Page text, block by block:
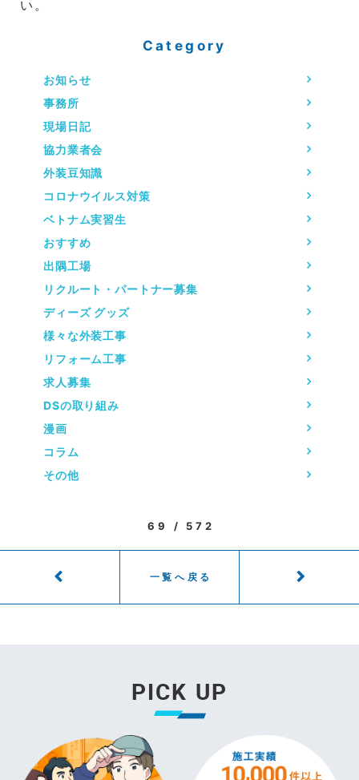
い。
Category
お知らせ
事務所
現場日記
協力業者会
外装豆知識
コロナウイルス対策
ベトナム実習生
おすすめ
出隅工場
リクルート・パートナー募集
ディーズ グッズ
様々な外装工事
リフォーム工事
求人募集
DSの取り組み
漫画
コラム
その他
69 / 572
一覧へ戻る
PICK UP